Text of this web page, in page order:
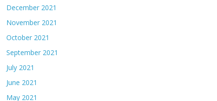
December 2021
November 2021
October 2021
September 2021
July 2021
June 2021
May 2021